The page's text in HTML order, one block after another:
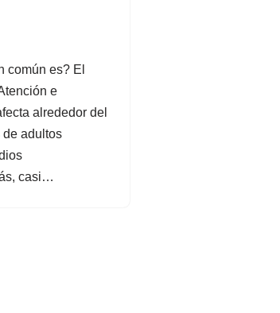
común es? El
e
alrededor del
de adultos
casi…